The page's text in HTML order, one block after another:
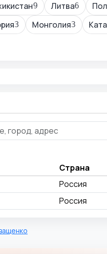
9 Литва6
3 Монголия3
Страна
Россия
Россия